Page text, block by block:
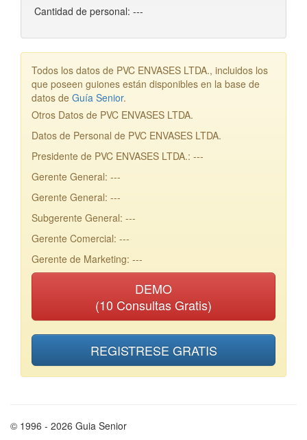
Cantidad de personal: ---
Todos los datos de PVC ENVASES LTDA., incluidos los
que poseen guiones están disponibles en la base de
datos de Guía Senior.
Otros Datos de PVC ENVASES LTDA.
Datos de Personal de PVC ENVASES LTDA.
Presidente de PVC ENVASES LTDA.: ---
Gerente General: ---
Gerente General: ---
Subgerente General: ---
Gerente Comercial: ---
Gerente de Marketing: ---
DEMO
(10 Consultas Gratis)
REGISTRESE GRATIS
© 1996 - 2026 Guia Senior